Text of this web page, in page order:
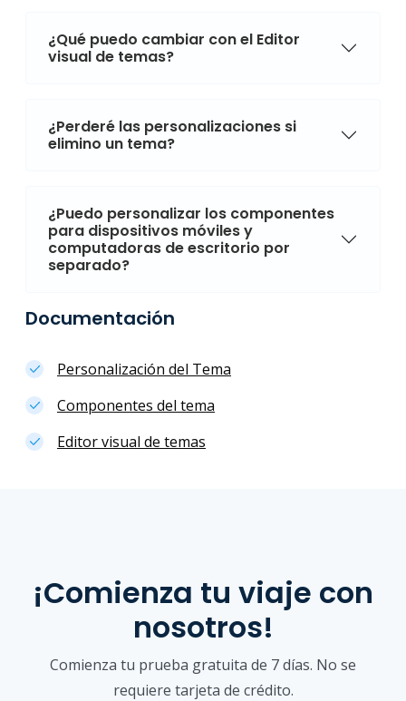
¿Qué puedo cambiar con el Editor
visual de temas?
¿Perderé las personalizaciones si
elimino un tema?
¿Puedo personalizar los componentes
para dispositivos móviles y
computadoras de escritorio por
separado?
Documentación
Personalización del Tema
Componentes del tema
Editor visual de temas
¡Comienza tu viaje con
nosotros!
Comienza tu prueba gratuita de 7 días. No se
requiere tarjeta de crédito.